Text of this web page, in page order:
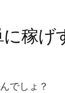
稼げ
でしょ？